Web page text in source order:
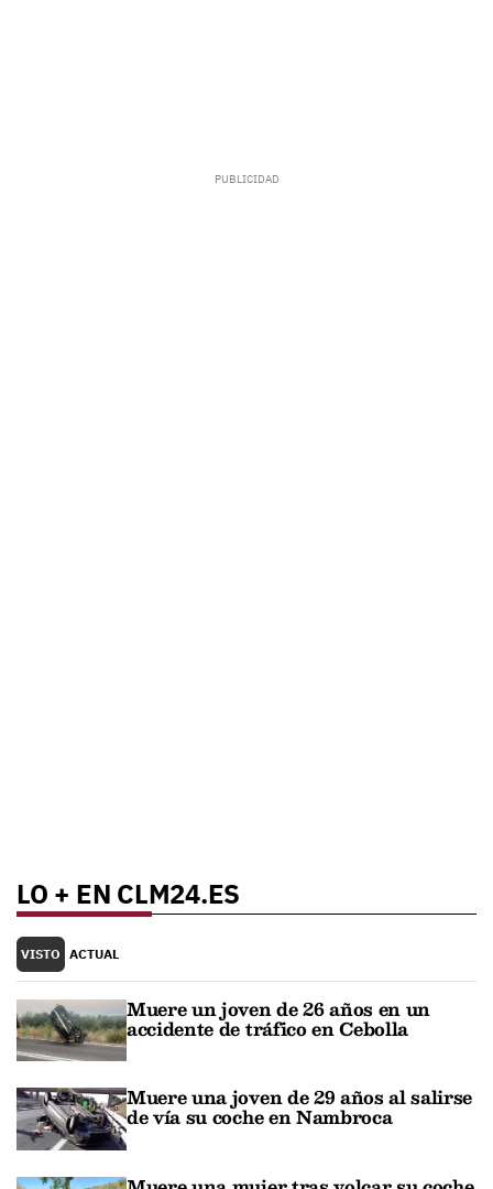
LO + EN CLM24.ES
VISTO ACTUAL
Muere un joven de 26 años en un
accidente de tráfico en Cebolla
Muere una joven de 29 años al salirse
de vía su coche en Nambroca